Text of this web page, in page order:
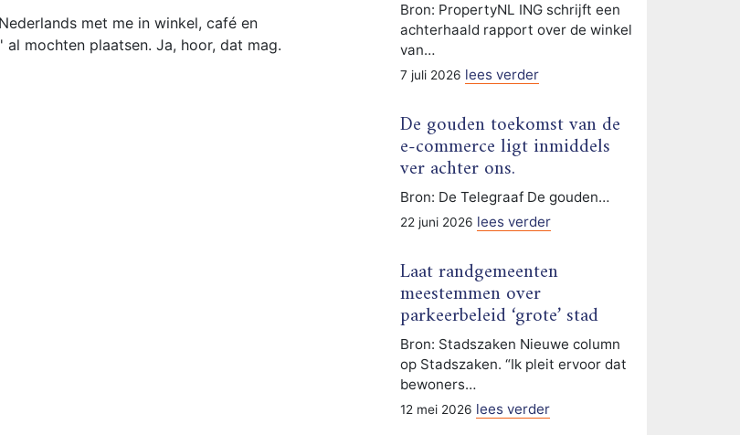
met me in winkel, café en
mochten plaatsen. Ja, hoor, dat mag.
Bron: PropertyNL ING schrijft een
achterhaald rapport over de winkel
van…
7 juli 2026 lees verder
De gouden toekomst van de
e-commerce ligt inmiddels
ver achter ons.
Bron: De Telegraaf De gouden…
22 juni 2026 lees verder
Laat randgemeenten
meestemmen over
parkeerbeleid ‘grote’ stad
Bron: Stadszaken Nieuwe column
op Stadszaken. “Ik pleit ervoor dat
bewoners…
12 mei 2026 lees verder